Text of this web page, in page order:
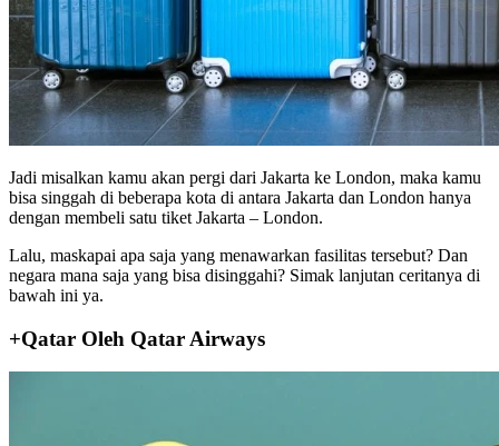
Jadi misalkan kamu akan pergi dari Jakarta ke London, maka kamu
bisa singgah di beberapa kota di antara Jakarta dan London hanya
dengan membeli satu tiket Jakarta – London.
Lalu, maskapai apa saja yang menawarkan fasilitas tersebut? Dan
negara mana saja yang bisa disinggahi? Simak lanjutan ceritanya di
bawah ini ya.
+Qatar Oleh Qatar Airways